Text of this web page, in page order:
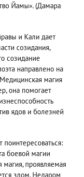
Йамы». (Дамара
и Кали дает
созидания,
созидание
направлено на
магия
она помогает
ядов и болезней
боевой магии
проявляемая
злом. Недаром